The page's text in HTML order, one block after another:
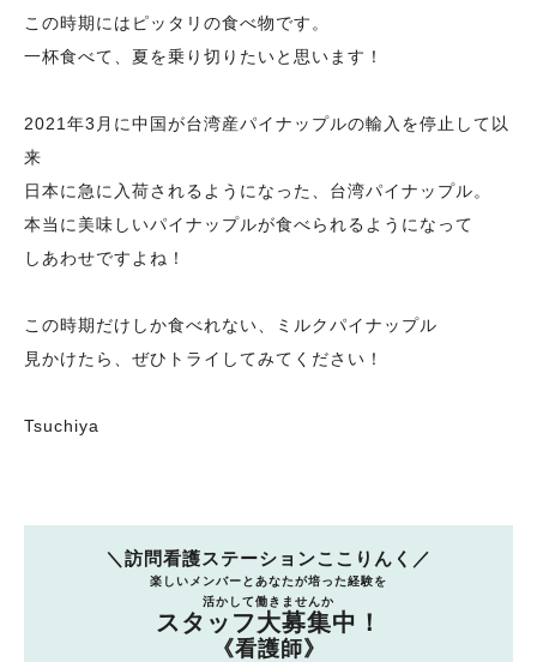
この時期にはピッタリの食べ物です。
一杯食べて、夏を乗り切りたいと思います！
2021年3月に中国が台湾産パイナップルの輸入を停止して以
来
日本に急に入荷されるようになった、台湾パイナップル。
本当に美味しいパイナップルが食べられるようになって
しあわせですよね！
この時期だけしか食べれない、ミルクパイナップル
見かけたら、ぜひトライしてみてください！
Tsuchiya
＼訪問看護ステーションここりんく／
楽しいメンバーとあなたが培った経験を
活かして働きませんか
スタッフ大募集中！
《看護師》